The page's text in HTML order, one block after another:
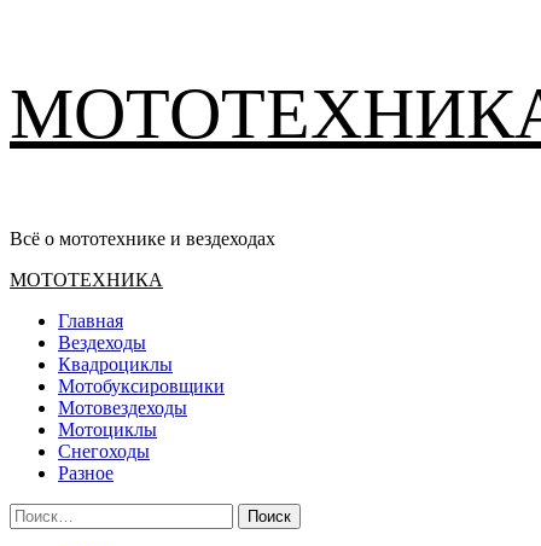
содержимому
Всё о мототехнике и вездеходах
Основное
МОТОТЕХНИКА
Главная
Вездеходы
Квадроциклы
Мотобуксировщики
Мотовездеходы
Мотоциклы
Снегоходы
Разное
Найти: